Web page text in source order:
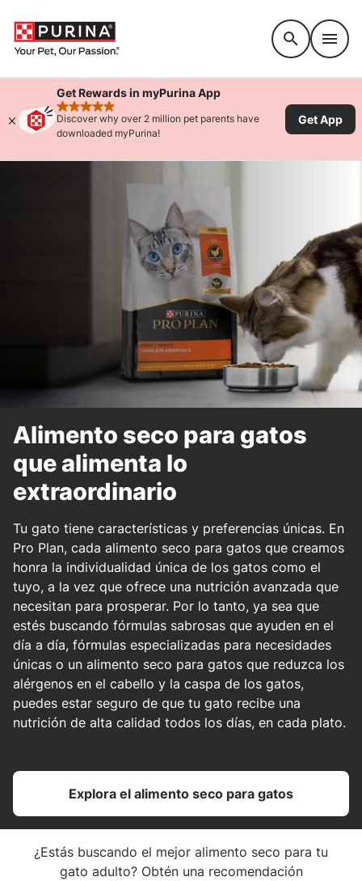
Get Rewards in myPurina App
rated 4.9 stars
Discover why over 2 million pet parents have
downloaded myPurina!
Get App
Alimento seco para gatos
que alimenta lo
extraordinario
Tu gato tiene características y preferencias únicas. En
Pro Plan, cada alimento seco para gatos que creamos
honra la individualidad única de los gatos como el
tuyo, a la vez que ofrece una nutrición avanzada que
necesitan para prosperar. Por lo tanto, ya sea que
estés buscando fórmulas sabrosas que ayuden en el
día a día, fórmulas especializadas para necesidades
únicas o un alimento seco para gatos que reduzca los
alérgenos en el cabello y la caspa de los gatos,
puedes estar seguro de que tu gato recibe una
nutrición de alta calidad todos los días, en cada plato.
Explora el alimento seco para gatos
¿Estás buscando el mejor alimento seco para tu
gato adulto? Obtén una recomendación